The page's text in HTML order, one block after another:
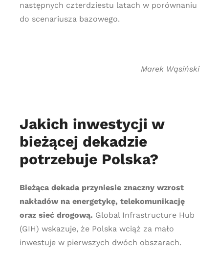
następnych czterdziestu latach w porównaniu
do scenariusza bazowego.
Marek Wąsiński
Jakich inwestycji w
bieżącej dekadzie
potrzebuje Polska?
Bieżąca dekada przyniesie znaczny wzrost
nakładów na energetykę, telekomunikację
oraz sieć drogową. Global Infrastructure Hub
(GIH) wskazuje, że Polska wciąż za mało
inwestuje w pierwszych dwóch obszarach.